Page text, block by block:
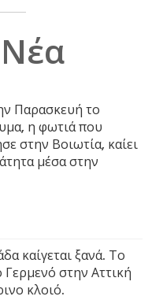
Παρασκευή το
η φωτιά που
στην Βοιωτία, καίει
μέσα στην
καίγεται ξανά. Το
στην Αττική
κλοιό.